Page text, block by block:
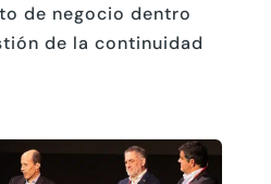
de negocio dentro
de la continuidad